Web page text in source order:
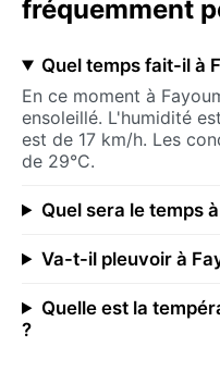
fréquemment
Quel temps fait-il à
En ce moment à
ensoleillé. L'humidité
est de 17 km/h. Les
de 29°C.
Quel sera le temps
Va-t-il pleuvoir à
Quelle est la
?